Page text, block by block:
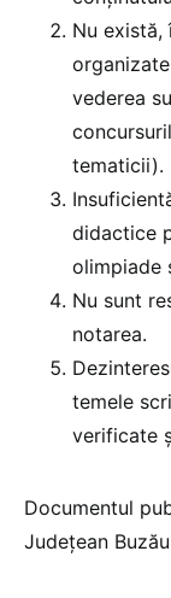
Nu există,
vederea
tematicii).
didactice
olimpiade
Nu sunt
notarea.
temele
verificate
Documentul
Județean